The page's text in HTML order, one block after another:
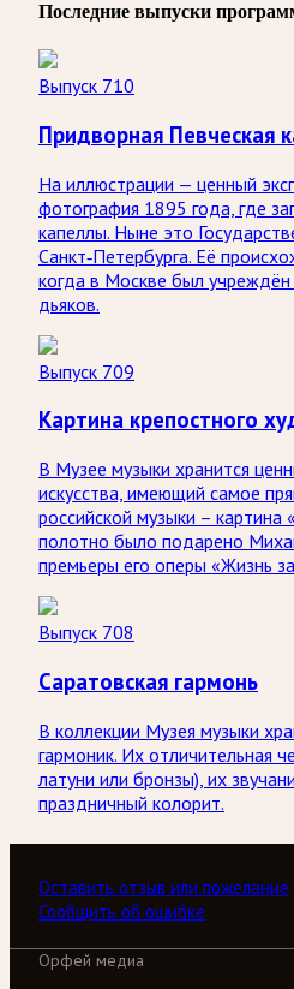
Последние выпуски
Выпуск 710
Придворная Певческая
На иллюстрации — ценный
фотография 1895 года, где
капеллы. Ныне это
Санкт‑Петербурга. Её
когда в Москве был
дьяков.
Выпуск 709
Картина крепостного
В Музее музыки хранится
искусства, имеющий самое
российской музыки – картина
полотно было подарено
премьеры его оперы «Жизнь
Выпуск 708
Саратовская гармонь
В коллекции Музея музыки
гармоник. Их отличительная
латуни или бронзы), их
праздничный колорит.
Оставить отзыв или пожелание
Сообщить об ошибке
Орфей медиа